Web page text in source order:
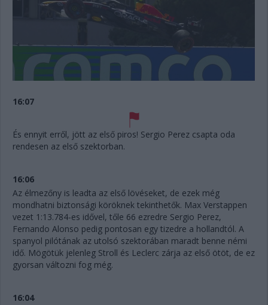
16:07
És ennyit erről, jött az első piros! Sergio Perez csapta oda
rendesen az első szektorban.
16:06
Az élmezőny is leadta az első lövéseket, de ezek még
mondhatni biztonsági köröknek tekinthetők. Max Verstappen
vezet 1:13.784-es idővel, tőle 66 ezredre Sergio Perez,
Fernando Alonso pedig pontosan egy tizedre a hollandtól. A
spanyol pilótának az utolsó szektorában maradt benne némi
idő. Mögötük jelenleg Stroll és Leclerc zárja az első ötöt, de ez
gyorsan változni fog még.
16:04